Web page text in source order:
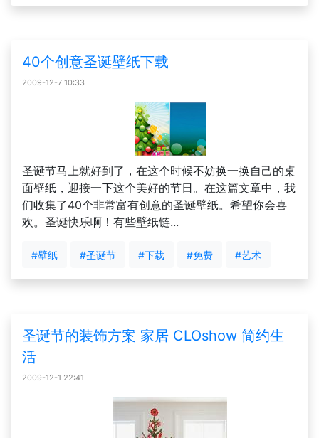
40个创意圣诞壁纸下载
2009-12-7 10:33
圣诞节马上就好到了，在这个时候不妨换一换自己的桌
面壁纸，迎接一下这个美好的节日。在这篇文章中，我
们收集了40个非常富有创意的圣诞壁纸。希望你会喜
欢。圣诞快乐啊！有些壁纸链...
#壁纸 #圣诞节 #下载 #免费 #艺术
圣诞节的装饰方案 家居 CLOshow 简约生
活
2009-12-1 22:41